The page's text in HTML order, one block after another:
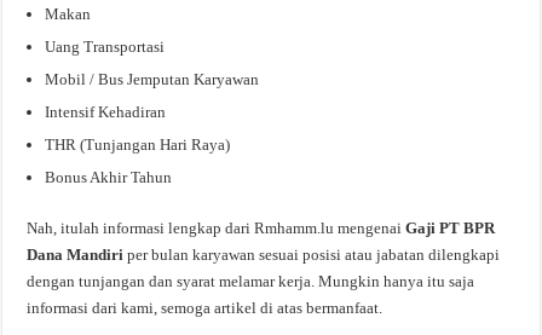
Makan
Uang Transportasi
Mobil / Bus Jemputan Karyawan
Intensif Kehadiran
THR (Tunjangan Hari Raya)
Bonus Akhir Tahun
Nah, itulah informasi lengkap dari Rmhamm.lu mengenaiGaji PT BPR
Dana Mandiriper bulan karyawan sesuai posisi atau jabatan dilengkapi
dengan tunjangan dan syarat melamar kerja. Mungkin hanya itu saja
informasi dari kami, semoga artikel di atas bermanfaat.